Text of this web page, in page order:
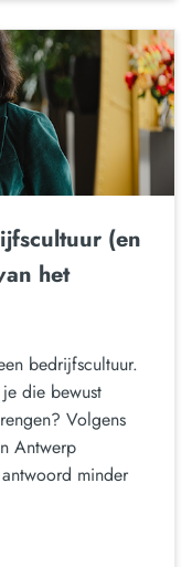
(en
het
bedrijfscultuur.
die bewust
Volgens
Antwerp
minder